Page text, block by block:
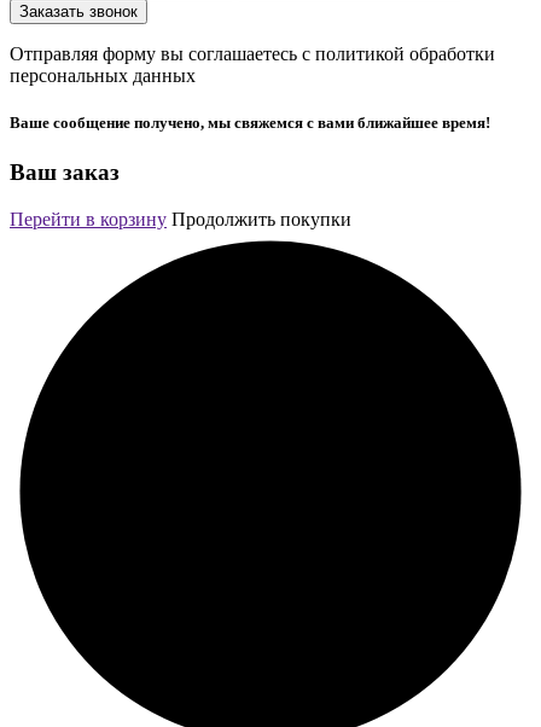
Заказать звонок
Отправляя форму вы соглашаетесь с политикой обработки
персональных данных
Ваше сообщение получено, мы свяжемся с вами ближайшее время!
Ваш заказ
Перейти в корзину Продолжить покупки